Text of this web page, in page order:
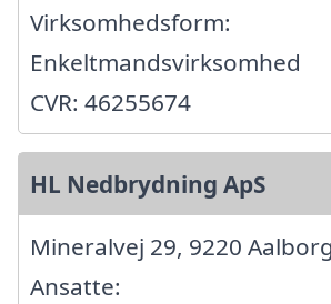
Virksomhedsform:
Enkeltmandsvirksomhed
CVR: 46255674
HL Nedbrydning ApS
Mineralvej 29, 9220
Ansatte: